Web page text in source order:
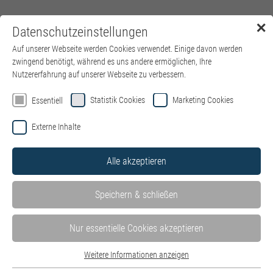
Menü
kbo-Ausbildung
Wir suchen Mitarbeitende, die mit Leidenschaft und Engagement
unsere Patienten und Klienten versorgen und zudem die
vielfältigen Möglichkeiten nutzen möchten, die kbo Ihnen bietet.
Werfen Sie einen Blick auf unser vielfältiges berufliches und
akademisches Ausbildungsangebot und bewerben Sie sich mit
✕
Datenschutzeinstellungen
Auf unserer Webseite werden Cookies verwendet. Einige davon werden
zwingend benötigt, während es uns andere ermöglichen, Ihre
Nutzererfahrung auf unserer Webseite zu verbessern.
Essentiell Statistik Cookies Marketing Cookies
Externe Inhalte
Alle akzeptieren
Speichern & schließen
Nur essentielle Cookies akzeptieren
Weitere Informationen anzeigen